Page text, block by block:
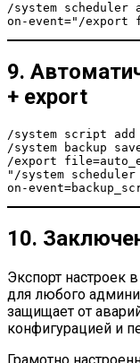
/system scheduler
on-event="/export
9.
+ export
/system script add
/system backup
/export
"/system
on-
10.
Экспорт настроек в
для любого
защищает от
конфигурацией и